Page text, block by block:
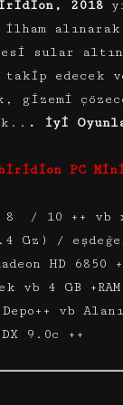
2018
alınarak
sular
takip edecek
gizemi
. İyi
PC
8 / 10 ++ vb
Gz) /
HD 6850
vb 4 GB +RAM
vb Alanı
9.0c ++